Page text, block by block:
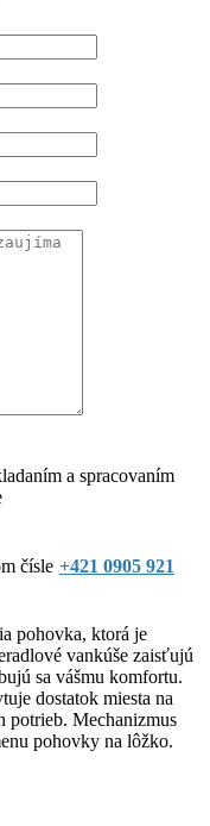
a spracovaním
čísle +421 0905 921
pohovka, ktorá je
vankúše zaisťujú
sa vášmu komfortu.
dostatok miesta na
potrieb. Mechanizmus
pohovky na lôžko.